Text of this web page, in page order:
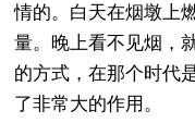
情的。白天在烟墩上
量。晚上看不见烟，
的方式，在那个时代
了非常大的作用。